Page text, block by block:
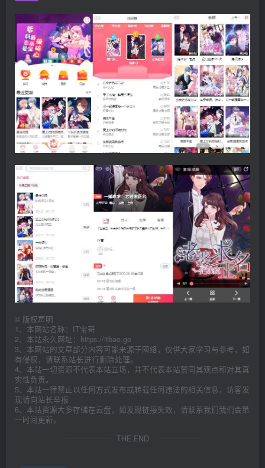
© 版权声明
1、本网站名称：IT宝哥
2、本站永久网址：https://itbao.ge
3、本网站的文章部分内容可能来源于网络，仅供大家学习与参考，如
有侵权，请联系站长进行删除处理。
4、本站一切资源不代表本站立场，并不代表本站赞同其观点和对其真
实性负责。
5、本站一律禁止以任何方式发布或转载任何违法的相关信息，访客发
现请向站长举报
6、本站资源大多存储在云盘，如发现链接失效，请联系我们我们会第
一时间更新。
THE END